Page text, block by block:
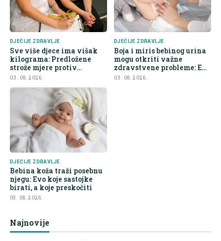
DJEČIJE ZDRAVLJE
Sve više djece ima višak
kilograma: Predložene
strože mjere protiv
nezdrave hrane
03. 08. 2026.
DJEČIJE ZDRAVLJE
Boja i miris bebinog urina
mogu otkriti važne
zdravstvene probleme: Evo
na šta roditelji trebaju obr
03. 08. 2026.
DJEČIJE ZDRAVLJE
Bebina koža traži posebnu
njegu: Evo koje sastojke
birati, a koje preskočiti
05. 08. 2026.
Najnovije